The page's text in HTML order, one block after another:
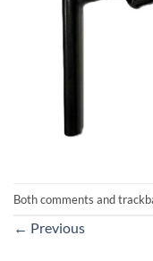
Both comments and
← Previous